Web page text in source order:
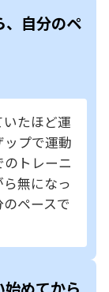
、自分のペ
たほど運
プで運動
トレーニ
無になっ
ペースで